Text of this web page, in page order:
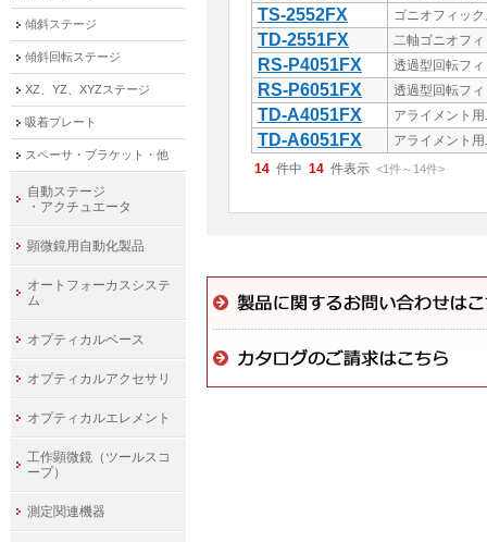
TS-2552FX ゴニオフィッ
TD-2551FX 二軸ゴニオフ
RS-P4051FX 透過型回転フ
RS-P6051FX 透過型回転フ
TD-A4051FX アライメント
TD-A6051FX
アライメント
14 件中 14 件表示 <1件～ 14件>
傾斜ステージ
傾斜回転ステージ
XZ、YZ、XYZステージ
吸着プレート
スペーサ・ブラケット・他
自動ステージ
・アクチュエータ
顕微鏡用自動化製品
オートフォーカスシステ
ム
オプティカルベース
オプティカルアクセサリ
オプティカルエレメント
工作顕微鏡（ツールスコ
ープ）
測定関連機器